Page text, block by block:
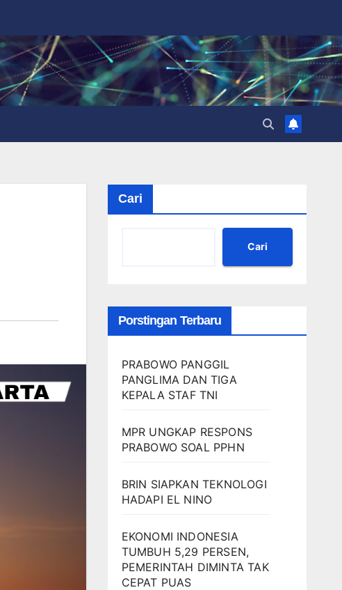
Cari
Cari
Porstingan Terbaru
PRABOWO PANGGIL
PANGLIMA DAN TIGA
KEPALA STAF TNI
MPR UNGKAP RESPONS
PRABOWO SOAL PPHN
BRIN SIAPKAN TEKNOLOGI
HADAPI EL NINO
EKONOMI INDONESIA
TUMBUH 5,29 PERSEN,
PEMERINTAH DIMINTA TAK
CEPAT PUAS